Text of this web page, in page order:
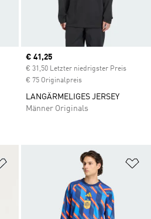
Current price
€ 41,25
€ 31,50 Letzter niedrigster Preis
€ 75 Originalpreis
LANGÄRMELIGES JERSEY
Männer Originals
Zur Wunschliste hinzufügen